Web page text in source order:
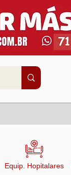
Equip. Hopitalares